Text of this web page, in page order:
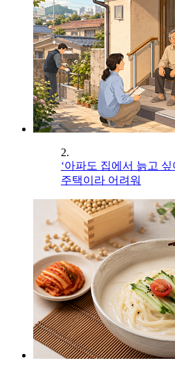
2.
‘아파도 집에서 늙고
주택이라 어려워